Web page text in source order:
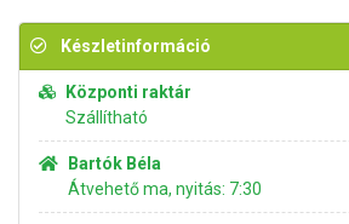
Készletinformáció
Központi raktár
Szállítható
Bartók Béla
Átvehető ma, nyitás: 7:30